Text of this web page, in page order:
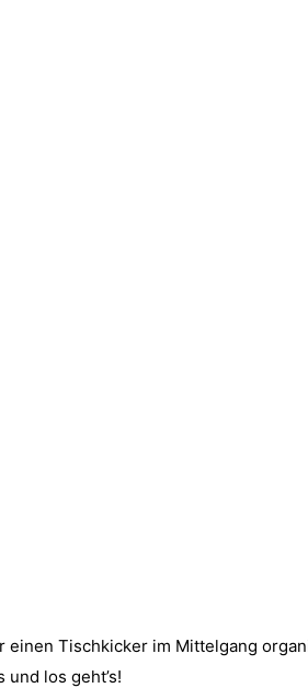
Tis­ch­kick­er im Mit­tel­gang
los geht’s!